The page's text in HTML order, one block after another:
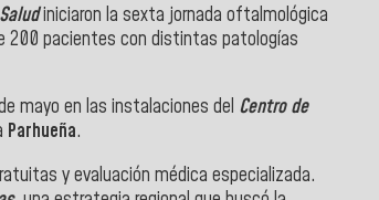
iniciaron la sexta jornada oftalmológica
200 pacientes con distintas patologías
mayo en las instalaciones del Centro de
Parhueña.
y evaluación médica especializada.